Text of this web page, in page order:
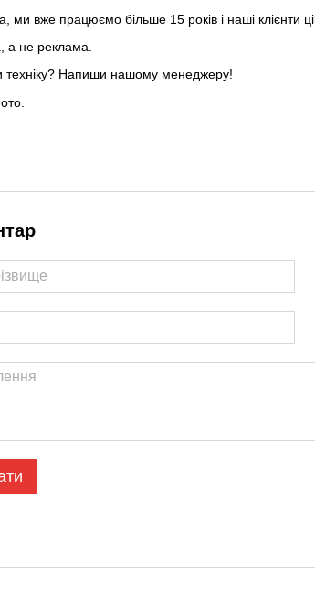
ми вже працюємо більше 15 років і наші клієнти
а не реклама.
техніку? Напиши нашому менеджеру!